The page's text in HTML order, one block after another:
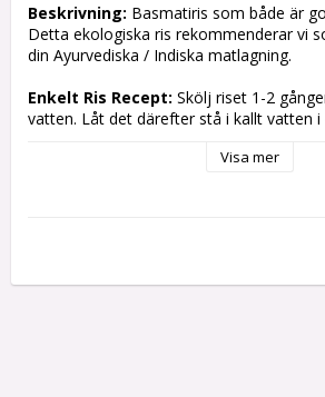
Beskrivning: Basmatiris som både är
Detta ekologiska ris rekommenderar vi
din Ayurvediska / Indiska matlagning.
Enkelt Ris Recept: Skölj riset 1-2
vatten. Låt det därefter stå i kallt vatten i
hinna olja. Tillsätt eventuella kryddor
kökshandduk under locket så ångas
Visa mer